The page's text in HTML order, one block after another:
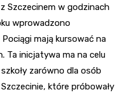
Szczecinem w godzinach
wprowadzono
mają kursować na
Ta inicjatywa ma na celu
zarówno dla osób
które próbowały